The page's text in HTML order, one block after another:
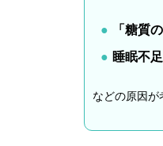
「糖質
睡眠不足
などの原因が